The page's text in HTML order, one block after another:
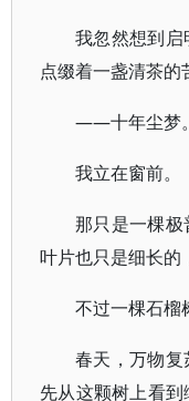
我忽然想到
点缀着一盏清茶的
——十年尘梦。
我立在窗前。
那只是一棵极
叶片也只是细长的
不过一棵石榴
春天，万物
先从这颗树上看